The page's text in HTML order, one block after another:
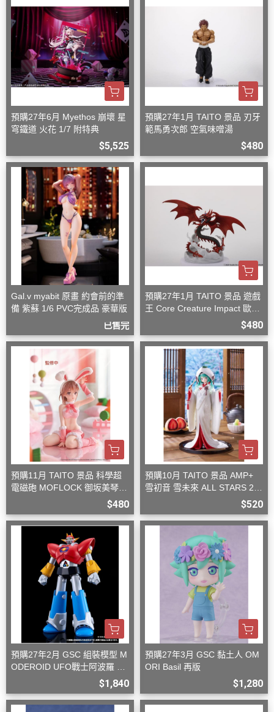
預購27年6月 Myethos 崩壞 星
穹鐵道 火花 1/7 附特典
$5,525
預購27年1月 TAITO 景品 刃牙
範馬勇次郎 空氣味噌湯
$480
Gal.v myabit 原畫 約會前的準
備 紫蘇 1/6 PVC完成品 豪華版
已售完
預購27年1月 TAITO 景品 遊戲
王 Core Creature Impact 歐西
$480
預購11月 TAITO 景品 科學超
電磁砲 MOFLOCK 御坂美琴
$480
預購10月 TAITO 景品 AMP+
雪初音 雪未來 ALL STARS 20
$520
預購27年2月 GSC 組裝模型 M
ODEROID UFO戰士阿波羅 大
$1,840
預購27年3月 GSC 黏土人 OM
ORI Basil 再版
$1,280